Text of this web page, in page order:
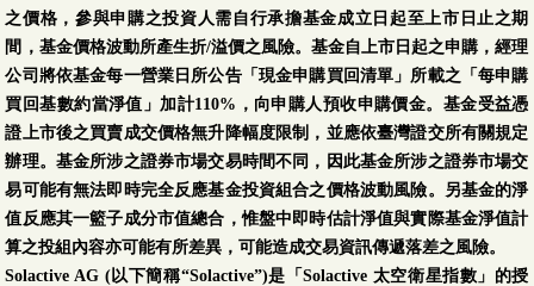
之價格，參與申購之投資人需自行承擔基金成立日起至上市日止之期
間，基金價格波動所產生折/溢價之風險。基金自上市日起之申購，經理
公司將依基金每一營業日所公告「現金申購買回清單」所載之「每申購
買回基數約當淨值」加計110%，向申購人預收申購價金。基金受益憑
證上市後之買賣成交價格無升降幅度限制，並應依臺灣證交所有關規定
辦理。基金所涉之證券市場交易時間不同，因此基金所涉之證券市場交
易可能有無法即時完全反應基金投資組合之價格波動風險。另基金的淨
值反應其一籃子成分市值總合，惟盤中即時估計淨值與實際基金淨值計
算之投組內容亦可能有所差異，可能造成交易資訊傳遞落差之風險。
Solactive AG (以下簡稱“Solactive”)是「Solactive 太空衛星指數」的授